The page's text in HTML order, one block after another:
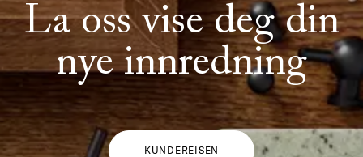
La oss vise deg din
nye innredning
KUNDEREISEN